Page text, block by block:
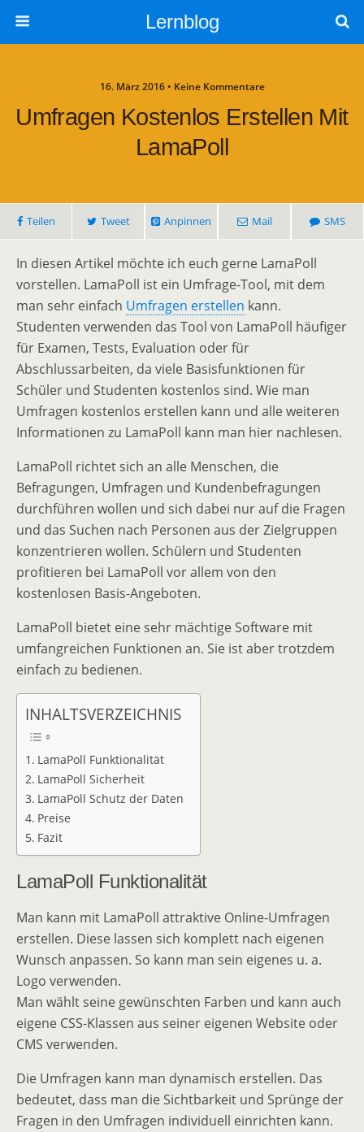
Lernblog
16. März 2016 • Keine Kommentare
Umfragen Kostenlos Erstellen Mit
LamaPoll
Teilen Tweet Anpinnen Mail SMS
In diesen Artikel möchte ich euch gerne LamaPoll
vorstellen. LamaPoll ist ein Umfrage-Tool, mit dem
man sehr einfach Umfragen erstellen kann.
Studenten verwenden das Tool von LamaPoll häufiger
für Examen, Tests, Evaluation oder für
Abschlussarbeiten, da viele Basisfunktionen für
Schüler und Studenten kostenlos sind. Wie man
Umfragen kostenlos erstellen kann und alle weiteren
Informationen zu LamaPoll kann man hier nachlesen.
LamaPoll richtet sich an alle Menschen, die
Befragungen, Umfragen und Kundenbefragungen
durchführen wollen und sich dabei nur auf die Fragen
und das Suchen nach Personen aus der Zielgruppen
konzentrieren wollen. Schülern und Studenten
profitieren bei LamaPoll vor allem von den
kostenlosen Basis-Angeboten.
LamaPoll bietet eine sehr mächtige Software mit
umfangreichen Funktionen an. Sie ist aber trotzdem
einfach zu bedienen.
INHALTSVERZEICHNIS
LamaPoll Funktionalität
LamaPoll Sicherheit
LamaPoll Schutz der Daten
Preise
Fazit
LamaPoll Funktionalität
Man kann mit LamaPoll attraktive Online-Umfragen
erstellen. Diese lassen sich komplett nach eigenen
Wunsch anpassen. So kann man sein eigenes u. a.
Logo verwenden.
Man wählt seine gewünschten Farben und kann auch
eigene CSS-Klassen aus seiner eigenen Website oder
CMS verwenden.
Die Umfragen kann man dynamisch erstellen. Das
bedeutet, dass man die Sichtbarkeit und Sprünge der
Fragen in den Umfragen individuell einrichten kann.